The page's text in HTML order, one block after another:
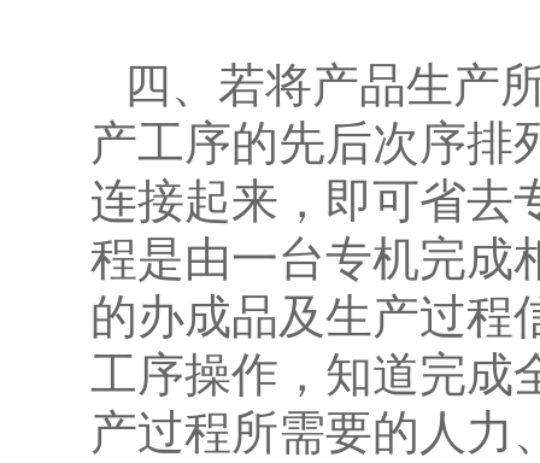
四、若将产品生产
产工序的先后次序排
连接起来，即可省去
程是由一台专机完成
的办成品及生产过程
工序操作，知道完成
产过程所需要的人力